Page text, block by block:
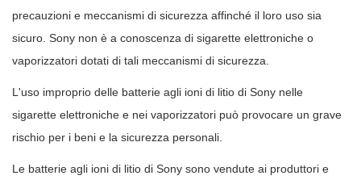
precauzioni e meccanismi di sicurezza affinché il loro uso sia
sicuro. Sony non è a conoscenza di sigarette elettroniche o
vaporizzatori dotati di tali meccanismi di sicurezza.
L'uso improprio delle batterie agli ioni di litio di Sony nelle
sigarette elettroniche e nei vaporizzatori può provocare un grave
rischio per i beni e la sicurezza personali.
Le batterie agli ioni di litio di Sony sono vendute ai produttori e